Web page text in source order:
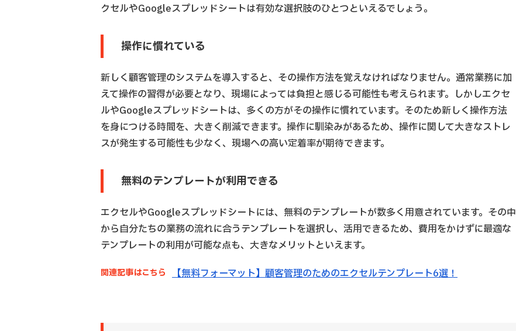
クセルやGoogleスプレッドシートは有効な選択肢のひとつといえるでしょう。
操作に慣れている
新しく顧客管理のシステムを導入すると、その操作方法を覚えなければなりません。通常業務に加
えて操作の習得が必要となり、現場によっては負担と感じる可能性も考えられます。しかしエクセ
ルやGoogleスプレッドシートは、多くの方がその操作に慣れています。そのため新しく操作方法
を身につける時間を、大きく削減できます。操作に馴染みがあるため、操作に関して大きなストレ
スが発生する可能性も少なく、現場への高い定着率が期待できます。
無料のテンプレートが利用できる
エクセルやGoogleスプレッドシートには、無料のテンプレートが数多く用意されています。その中
から自分たちの業務の流れに合うテンプレートを選択し、活用できるため、費用をかけずに最適な
テンプレートの利用が可能な点も、大きなメリットといえます。
関連記事はこちら 【無料フォーマット】顧客管理のためのエクセルテンプレート6選！